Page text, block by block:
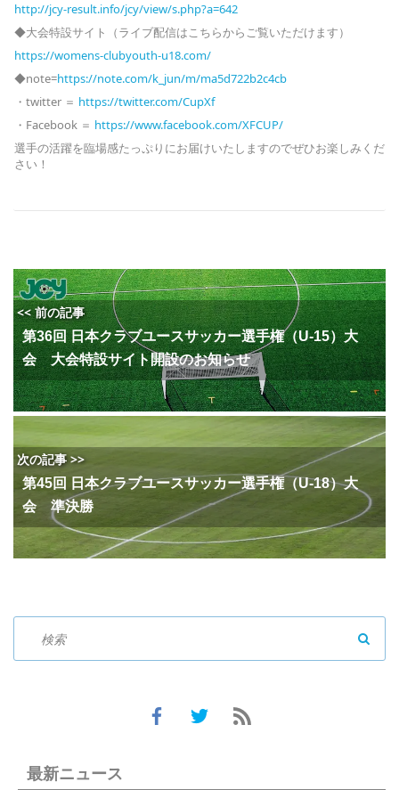
http://jcy-result.info/jcy/view/s.php?a=642
◆大会特設サイト（ライブ配信はこちらからご覧いただけます）
https://womens-clubyouth-u18.com/
◆note=https://note.com/k_jun/m/ma5d722b2c4cb
・twitter ＝ https://twitter.com/CupXf
・Facebook ＝ https://www.facebook.com/XFCUP/
選手の活躍を臨場感たっぷりにお届けいたしますのでぜひお楽しみくだ
さい！
<< 前の記事
第36回 日本クラブユースサッカー選手権（U-15）大
会 大会特設サイト開設のお知らせ
次の記事 >>
第45回 日本クラブユースサッカー選手権（U-18）大
会 準決勝
最新ニュース